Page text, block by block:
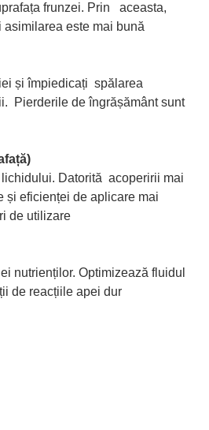
frunzei. Prin aceasta,
este mai bună
și împiedicați spălarea
Pierderile de îngrășământ sunt
Datorită acoperirii mai
și eficienței de aplicare mai
de utilizare
nutrienților. Optimizează fluidul
de reacțiile apei dur